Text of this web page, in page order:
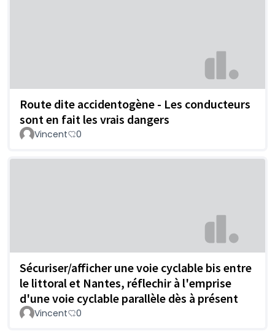
Route dite accidentogène - Les conducteurs
sont en fait les vrais dangers
Vincent 0
Sécuriser/afficher une voie cyclable bis entre
le littoral et Nantes, réflechir à l'emprise
d'une voie cyclable parallèle dès à présent
Vincent 0